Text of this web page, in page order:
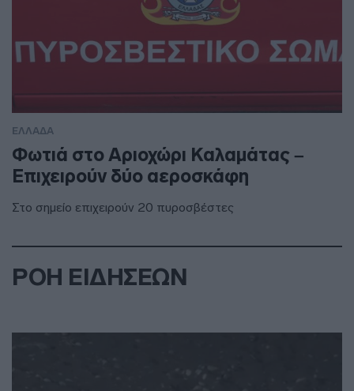
ΕΛΛΑΔΑ
Φωτιά στο Αριοχώρι Καλαμάτας –
Επιχειρούν δύο αεροσκάφη
Στο σημείο επιχειρούν 20 πυροσβέστες
ΡΟΗ ΕΙΔΗΣΕΩΝ